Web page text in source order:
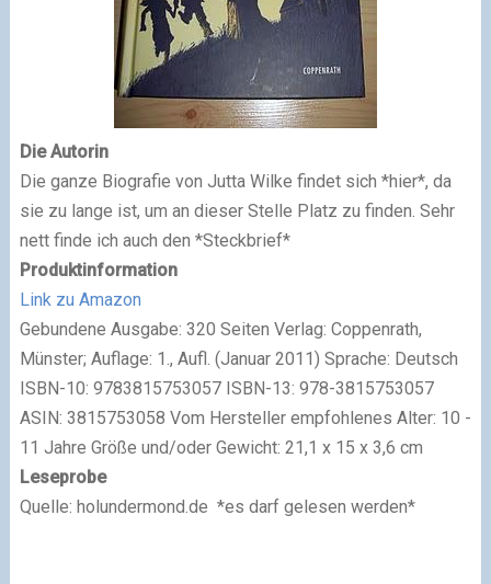
Die Autorin
Die ganze Biografie von Jutta Wilke findet sich *hier*, da
sie zu lange ist, um an dieser Stelle Platz zu finden. Sehr
nett finde ich auch den *Steckbrief*
Produktinformation
Link zu Amazon
Gebundene Ausgabe: 320 Seiten Verlag: Coppenrath,
Münster; Auflage: 1., Aufl. (Januar 2011) Sprache: Deutsch
ISBN-10: 9783815753057 ISBN-13: 978-3815753057
ASIN: 3815753058 Vom Hersteller empfohlenes Alter: 10 -
11 Jahre Größe und/oder Gewicht: 21,1 x 15 x 3,6 cm
Leseprobe
Quelle: holundermond.de *es darf gelesen werden*